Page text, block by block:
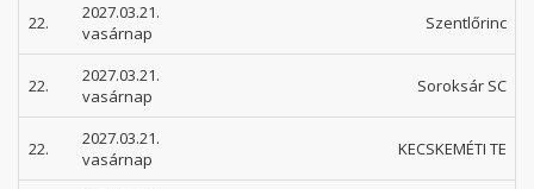
22.
2027.03.21.
vasárnap
Szentlőrinc
22.
2027.03.21.
vasárnap
Soroksár SC
22.
2027.03.21.
vasárnap
KECSKEMÉTI TE